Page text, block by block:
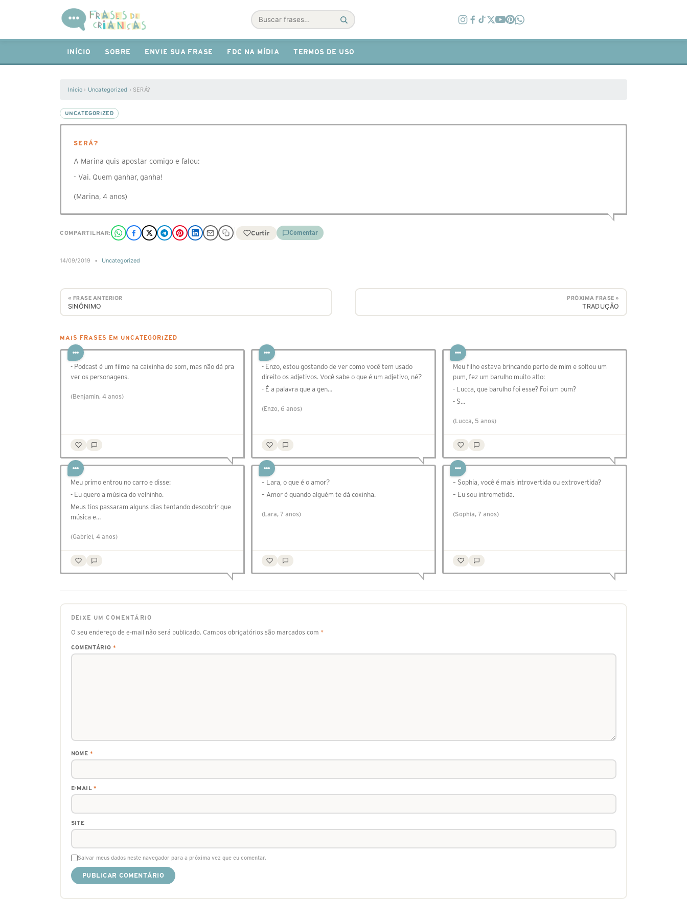
Buscar
INÍCIO SOBRE ENVIE SUA FRASE FDC NA MÍDIA TERMOS DE USO
Início › Uncategorized › SERÁ?
UNCATEGORIZED
SERÁ?
A Marina quis apostar comigo e falou:
- Vai. Quem ganhar, ganha!
(Marina, 4 anos)
COMPARTILHAR: Curtir Comentar
14/09/2019 • Uncategorized
« FRASE ANTERIOR
SINÔNIMO
PRÓXIMA FRASE »
TRADUÇÃO
MAIS FRASES EM UNCATEGORIZED
- Podcast é um filme na caixinha de som, mas não dá pra
ver os personagens.
(Benjamin, 4 anos)
- Enzo, estou gostando de ver como você tem usado
direito os adjetivos. Você sabe o que é um adjetivo, né?
- É a palavra que a gen…
(Enzo, 6 anos)
Meu filho estava brincando perto de mim e soltou um
pum, fez um barulho muito alto:
- Lucca, que barulho foi esse? Foi um pum?
- S…
(Lucca, 5 anos)
Meu primo entrou no carro e disse:
- Eu quero a música do velhinho.
Meus tios passaram alguns dias tentando descobrir que
música e…
(Gabriel, 4 anos)
– Lara, o que é o amor?
– Amor é quando alguém te dá coxinha.
(Lara, 7 anos)
– Sophia, você é mais introvertida ou extrovertida?
– Eu sou intrometida.
(Sophia, 7 anos)
DEIXE UM COMENTÁRIO
O seu endereço de e-mail não será publicado. Campos obrigatórios são marcados com *
COMENTÁRIO *
NOME *
E-MAIL*
SITE
Salvar meus dados neste navegador para a próxima vez que eu comentar.